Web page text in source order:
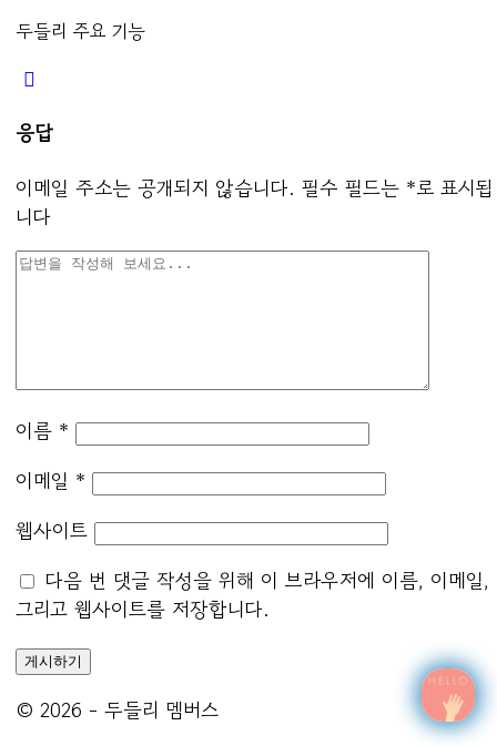
두들리 주요 기능
응답
이메일 주소는 공개되지 않습니다. 필수 필드는 *로 표시됩
니다
이름 *
이메일 *
웹사이트
다음 번 댓글 작성을 위해 이 브라우저에 이름, 이메일,
그리고 웹사이트를 저장합니다.
© 2026 - 두들리 멤버스